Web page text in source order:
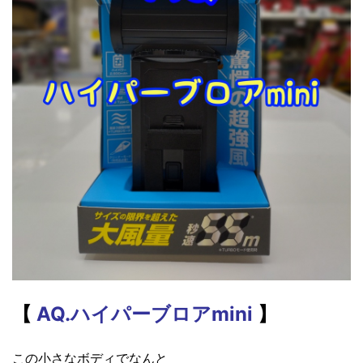
【 AQ.ハイパーブロアmini 】
この小さなボディでなんと